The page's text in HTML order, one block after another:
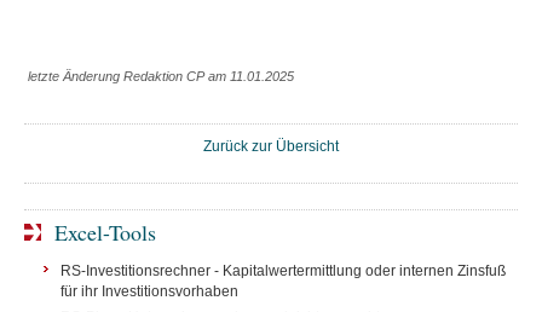
letzte Änderung Redaktion CP am 11.01.2025
Zurück zur Übersicht
Excel-Tools
RS-Investitionsrechner - Kapitalwertermittlung oder internen Zinsfuß
für ihr Investitionsvorhaben